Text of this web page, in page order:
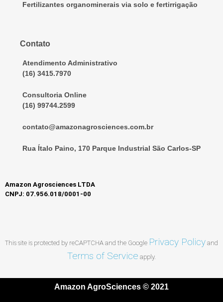
Fertilizantes organominerais via solo e fertirrigação
Contato
Atendimento Administrativo
(16) 3415.7970
Consultoria Online
(16) 99744.2599
contato@amazonagrosciences.com.br
Rua Ítalo Paino, 170 Parque Industrial São Carlos-SP
Amazon Agrosciences LTDA
CNPJ: 07.956.018/0001-00
This site is protected by reCAPTCHA and the Google Privacy Policy and
Terms of Service apply.
Amazon AgroSciences © 2021